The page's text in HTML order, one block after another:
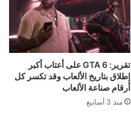
تقرير: GTA 6 على أعتاب أكبر
إطلاق بتاريخ الألعاب وقد تكسر كل
أرقام صناعة الألعاب
منذ 3 أسابيع